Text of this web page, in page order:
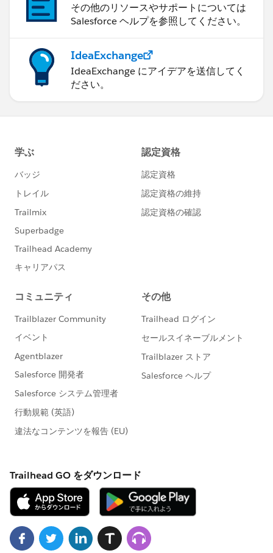
その他のリソースやサポートについては
Salesforce ヘルプを参照してください。
IdeaExchange
IdeaExchange にアイデアを送信してく
ださい。